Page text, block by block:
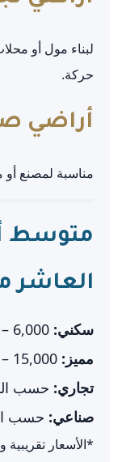
لبناء مول أو
حركة.
أراضي
مناسبة لمصنع
متوسط
العاشر
سكني:
مميز:
تجاري: حسب
صناعي: حسب
*الأسعار